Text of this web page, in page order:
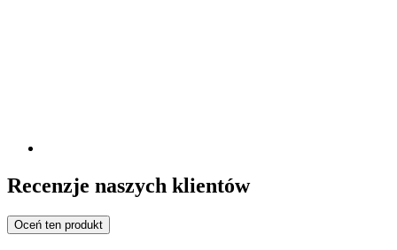
Recenzje naszych klientów
Oceń ten produkt